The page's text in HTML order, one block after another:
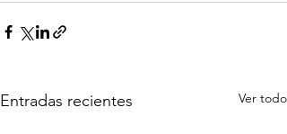
Entradas recientes Ver todo